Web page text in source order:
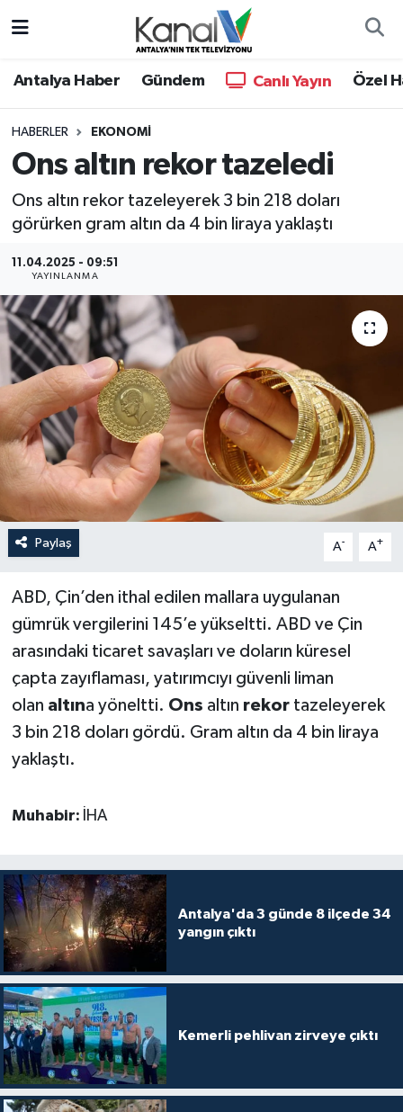
Antalya Haber Gündem Canlı Yayın Özel
HABERLER EKONOMI
Ons altın rekor tazeledi
Ons altın rekor tazeleyerek 3 bin 218 doları
görürken gram altın da 4 bin liraya yaklaştı
11.04.2025 - 09:51
YAYINLANMA
Paylaş A- A+
ABD, Çin’den ithal edilen mallara uygulanan
gümrük vergilerini 145’e yükseltti. ABD ve Çin
arasındaki ticaret savaşları ve doların küresel
çapta zayıflaması, yatırımcıyı güvenli liman
olan altına yöneltti. Ons altın rekortazeleyerek
3 bin 218 doları gördü. Gram altın da 4 bin liraya
yaklaştı.
Muhabir: İHA
Antalya'da 3 günde 8 ilçede 34
yangın çıktı
Kemerli pehlivan zirveye çıktı
Antalya Haber
Dünya
Eğitim
Gündem
Günün Manşetleri
Haber Kuşakları
Haberler
KANALV Spor
Kültür Sanat
Öğle Bülteni
Siyaset
Sosyal medya
Televizyon
Turizm
Yaşam
Hava Durumu
Trafik Durumu
Süper Lig Puan Durumu ve Fikstür
Son Dakika Haberleri
Haber Arşivi